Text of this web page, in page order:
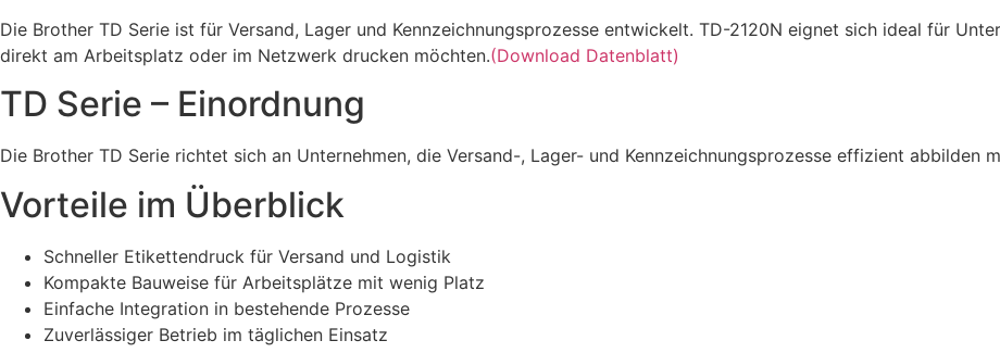
Die Brother TD Serie ist für Versand, Lager und Kennzeichnungsprozesse entwickelt. TD-2120N eignet sich ideal für
direkt am Arbeitsplatz oder im Netzwerk drucken möchten.(Download Datenblatt)
TD Serie – Einordnung
Die Brother TD Serie richtet sich an Unternehmen, die Versand-, Lager- und Kennzeichnungsprozesse effizient abbilden
Vorteile im Überblick
Schneller Etikettendruck für Versand und Logistik
Kompakte Bauweise für Arbeitsplätze mit wenig Platz
Einfache Integration in bestehende Prozesse
Zuverlässiger Betrieb im täglichen Einsatz